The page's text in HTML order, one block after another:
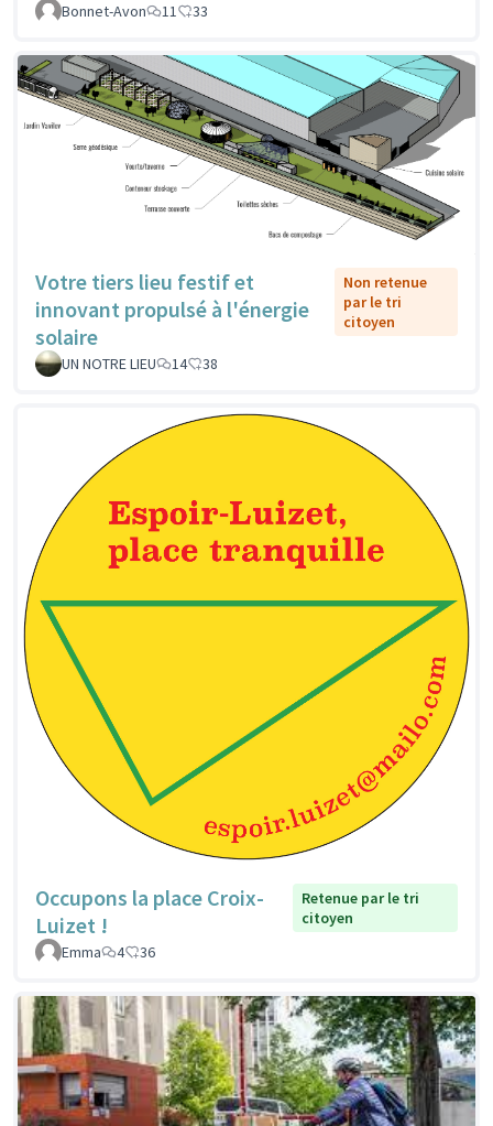
Bonnet-Avon 11 33
Votre tiers lieu festif et
innovant propulsé à l'énergie
solaire
Non retenue
par le tri
citoyen
UN NOTRE LIEU 14 38
Occupons la place Croix-
Luizet !
Retenue par le tri
citoyen
Emma
4 36